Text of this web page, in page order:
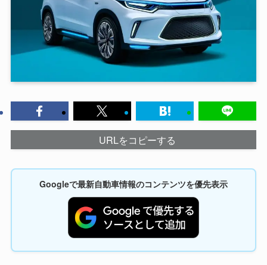
URLをコピーする
Googleで最新自動車情報のコンテンツを優先表示